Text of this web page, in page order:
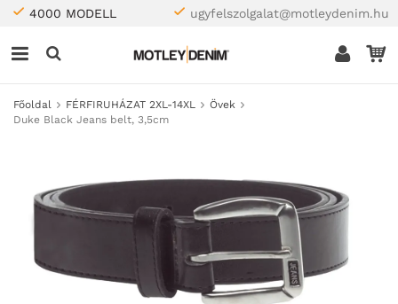
4000 MODELL ugyfelszolgalat@motleydenim.hu
Főoldal FÉRFIRUHÁZAT 2XL-14XL
Övek
Duke Black Jeans belt, 3,5cm